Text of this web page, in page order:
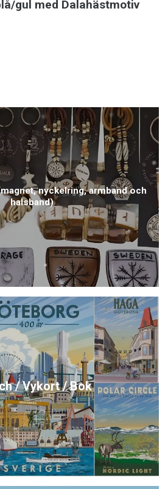
nyckelring, armband och
halsband)
/ Vykort / Bok
gul med Dalahästmotiv